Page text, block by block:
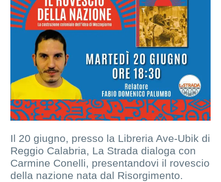
Il 20 giugno, presso la Libreria Ave-Ubik di
Reggio Calabria, La Strada dialoga con
Carmine Conelli, presentandovi il rovescio
della nazione nata dal Risorgimento.